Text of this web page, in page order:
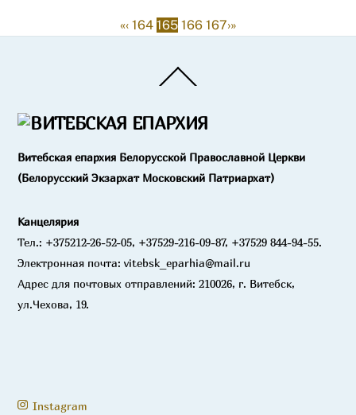
«‹ 164 165 166 167›»
To
Витебская епархия Белорусской Православной Церкви
(Белорусский Экзархат Московский Патриархат)
Канцелярия
Тел.: +375212-26-52-05, +37529-216-09-87, +37529 844-94-55.
Электронная почта: vitebsk_eparhia@mail.ru
Адрес для почтовых отправлений: 210026, г. Витебск,
ул.Чехова, 19.
Instagram